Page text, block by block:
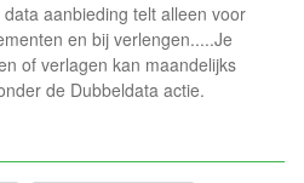
aanbieding telt alleen voor
en bij verlengen.....Je
of verlagen kan maandelijks
de Dubbeldata actie.